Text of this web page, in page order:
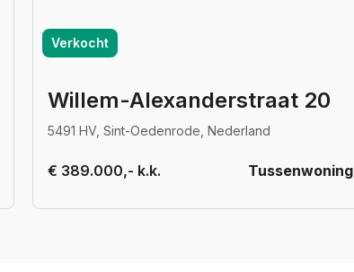
Verkocht
Willem-Alexanderstraat 20
5491 HV, Sint-Oedenrode, Nederland
€ 389.000,- k.k. Tussenwoning